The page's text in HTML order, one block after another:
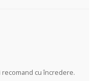
cu încredere.